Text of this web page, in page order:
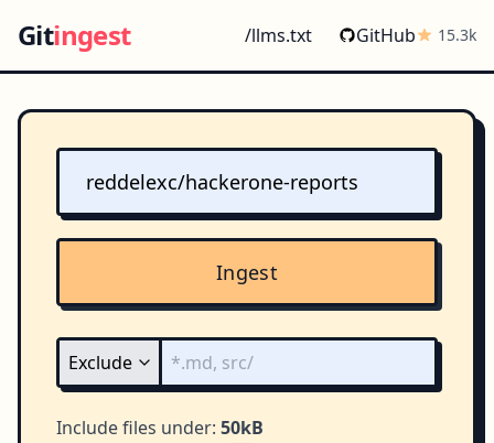
Gitingest /llms.txt GitHub 15.3k
Ingest
Include files under: 50kB